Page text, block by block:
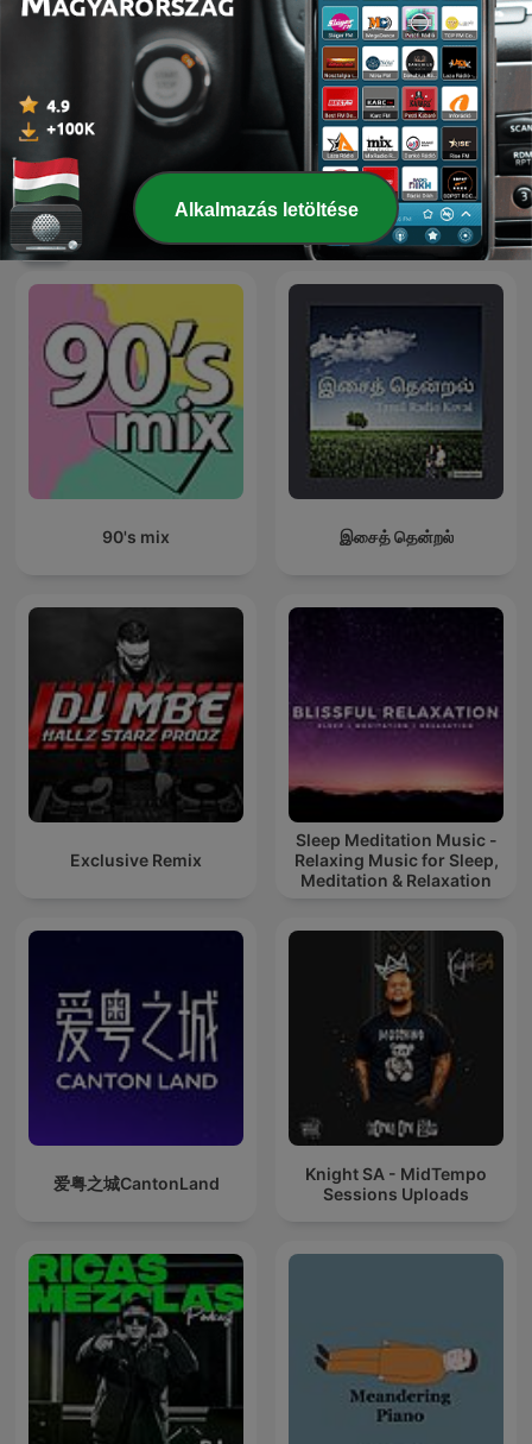
Progressive House &
Dubstep Mafia
Nemzetközi Zenei témájú podcastok
90's mix இசைத் தென்றல்
Exclusive Remix
Sleep Meditation Music -
Relaxing Music for Sleep,
Meditation & Relaxation
爱粤之城CantonLand
Knight SA - MidTempo
Sessions Uploads
Alkalmazás letöltése